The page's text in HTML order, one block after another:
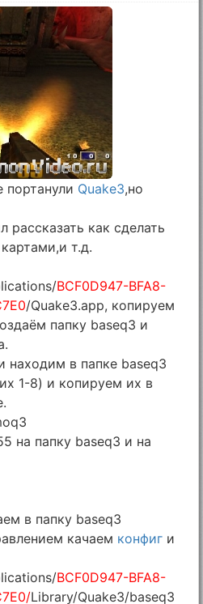
портанули Quake3,но
как сделать
т.д.
BCF0D947-BFA8-
/Quake3.app, копируем
папку baseq3 и
находим в папке baseq3
1-8) и копируем их в
на папку baseq3 и на
в папку baseq3
качаем конфиг и
BCF0D947-BFA8-
Library/Quake3/baseq3